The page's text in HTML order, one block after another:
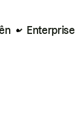
Enterprise